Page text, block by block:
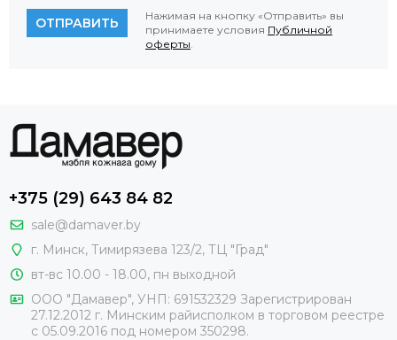
ОТПРАВИТЬ
Нажимая на кнопку «Отправить» вы
принимаете условия Публичной
оферты
+375 (29) 643 84 82
sale@damaver.by
г. Минск, Тимирязева 123/2, ТЦ "Град"
вт-вс 10.00 - 18.00, пн выходной
ООО "Дамавер", УНП: 691532329 Зарегистрирован
27.12.2012 г. Минским райисполком в торговом реестре
с 05.09.2016 под номером 350298.